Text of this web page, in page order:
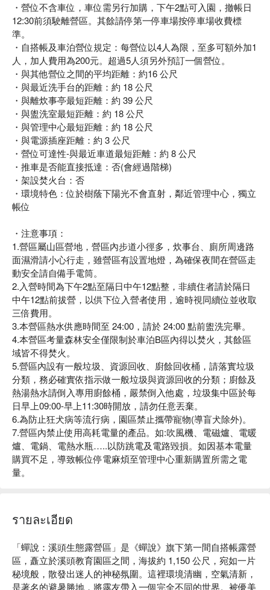
・營位不含車位，車位需另行加購，下午2點可入園，撤帳日
12:30前須駛離營區。其餘請停第一停車場按停車場收費標
準。
・自搭帳及車泊營位規定：每營位以4人為限，至多可額外加1
人，加人費用為200元。超過5人須另外預訂一個營位。
・與其他營位之間的平均距離：約16 公尺
・與最近洗手台的距離：約 18 公尺
・與離炊事亭最短距離：約 39 公尺
・與盥洗室最短距離：約 18 公尺
・與管理中心最短距離：約 18 公尺
・與電源插座距離：約 3 公尺
・營位可達性-與最近車道最短距離：約 8 公尺
・推車是否能直接抵達：否(會經過階梯)
・架設焚火台：否
・環境特色：位於樹蔭下陽光不會直射，鄰近管理中心，獨立
帳位
・注意事項：
1.營區屬山區營地，營區內步道小徑多，炊事台、廁所周邊路
面濕滑請小心行走，雖營區有設置地燈，為確保夜間在營區走
動安全請自備手電筒。
2.入營時間為下午2點至隔日中午12點整，非續住者請於隔日
中午12點前拔營，以供下位入營者使用，逾時視同續位並收取
三倍費用。
3.本營區熱水供應時間至 24:00，請於 24:00 點前盥洗完畢。
4.本營區考量森林安全僅限制於車泊B區內得以焚火，其餘區
域皆不得焚火。
5.營區內設有一般垃圾、資源回收、廚餘回收桶，請落實垃圾
分類，務必確實依指示做一般垃圾與資源回收的分類；廚餘及
熱湯熱水請倒入專用廚餘桶，嚴禁倒入他處，垃圾集中區於每
日早上09:00-早上11:30時開放，請勿任意丟棄。
6.為防止狂犬病等流行病，園區禁止攜帶寵物(導盲犬除外)。
7.營區內禁止使用高耗電量的產品。如:吹風機、電磁爐、電暖
爐、電鍋、電熱水瓶…..以防跳電及電路毀損。如因基本電量
購買不足，導致帳位停電麻煩至管理中心重新購置所需之電
量。
รายละเอียด
「蟬說：溪頭生態露營區」是《蟬說》旗下第一間自搭帳露營
區，矗立於溪頭教育園區之間，海拔約 1,150 公尺，宛如一片
秘境般，散發出迷人的神秘氛圍。這裡環境清幽，空氣清新，
是著名的避暑勝地，將露友帶入一個完全不同的世界。被優美